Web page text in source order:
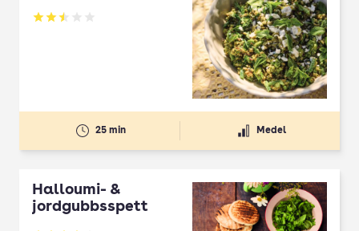
Betyg: 2.5 av 5
25 min Medel
Halloumi- &
jordgubbsspett